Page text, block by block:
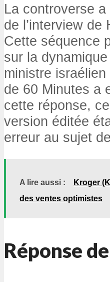
La controverse
de l’interview de
Cette séquence
sur la
ministre
de 60 Minutes a
cette réponse,
version éditée
erreur au sujet
A lire aussi :
Kroger
des ventes optimistes
Réponse